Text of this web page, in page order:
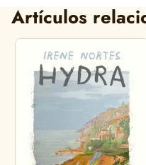
Artículos